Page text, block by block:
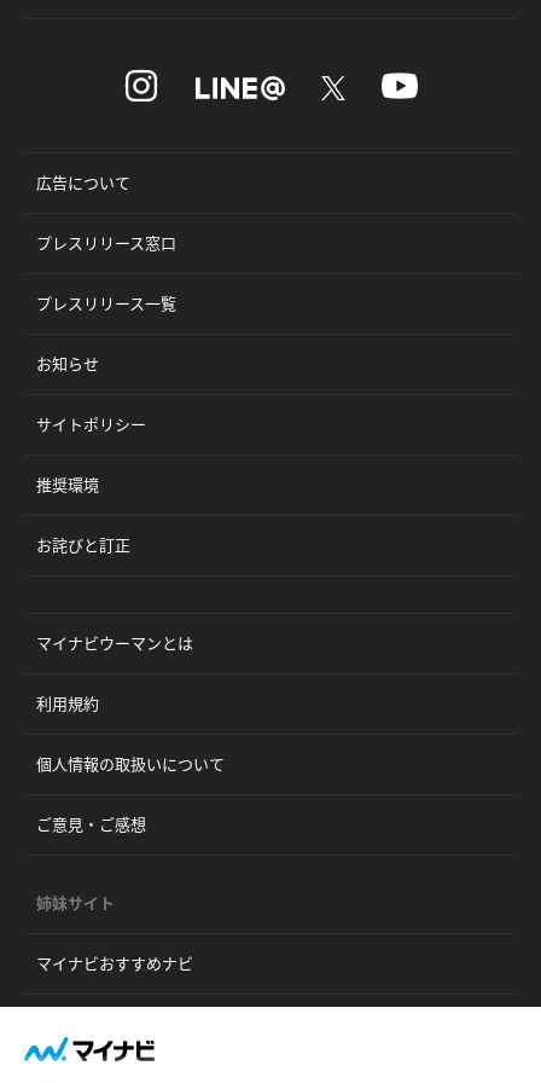
広告について
プレスリリース窓口
プレスリリース一覧
お知らせ
サイトポリシー
推奨環境
お詫びと訂正
マイナビウーマンとは
利用規約
個人情報の取扱いについて
ご意見・ご感想
姉妹サイト
マイナビおすすめナビ